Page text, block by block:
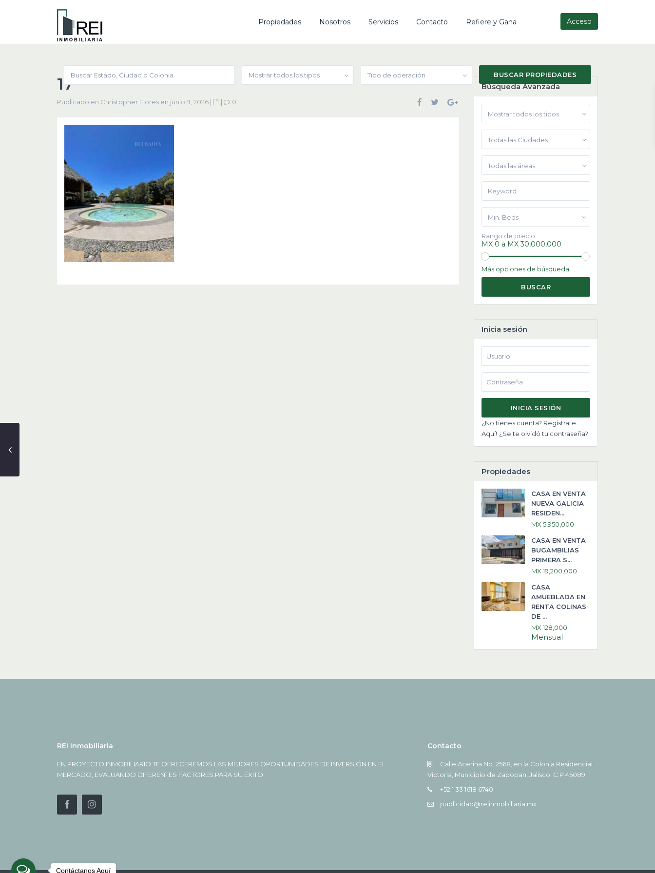
Acceso
Propiedades Nosotros Servicios Contacto Refiere y Gana
Mostrar todos los tipos Tipo de operación
17
Publicado en Christopher Flores en junio 9, 2026 | | 0
Búsqueda Avanzada
Mostrar todos los tipos
Todas las Ciudades
Todas las áreas
Min. Beds
Rango de precio:
MX 0 a MX 30,000,000
Más opciones de búsqueda
BUSCAR
Inicia sesión
INICIA SESIÓN
¿No tienes cuenta? Regístrate
Aquí! ¿Se te olvidó tu contraseña?
Propiedades
CASA EN VENTA
NUEVA GALICIA
RESIDEN...
MX 5,950,000
CASA EN VENTA
BUGAMBILIAS
PRIMERA S...
MX 19,200,000
CASA
AMUEBLADA EN
RENTA COLINAS
DE ...
MX 128,000
Mensual
REI Inmobiliaria
EN PROYECTO INMOBILIARIO TE OFRECEREMOS LAS MEJORES OPORTUNIDADES DE INVERSIÓN EN EL
MERCADO, EVALUANDO DIFERENTES FACTORES PARA SU ÉXITO.
Contacto
Calle Acerina No. 2568, en la Colonia Residencial
Victoria, Municipio de Zapopan, Jalisco. C.P 45089
+52 1 33 1618 6740
publicidad@reiinmobiliaria.mx
Contáctanos Aquí